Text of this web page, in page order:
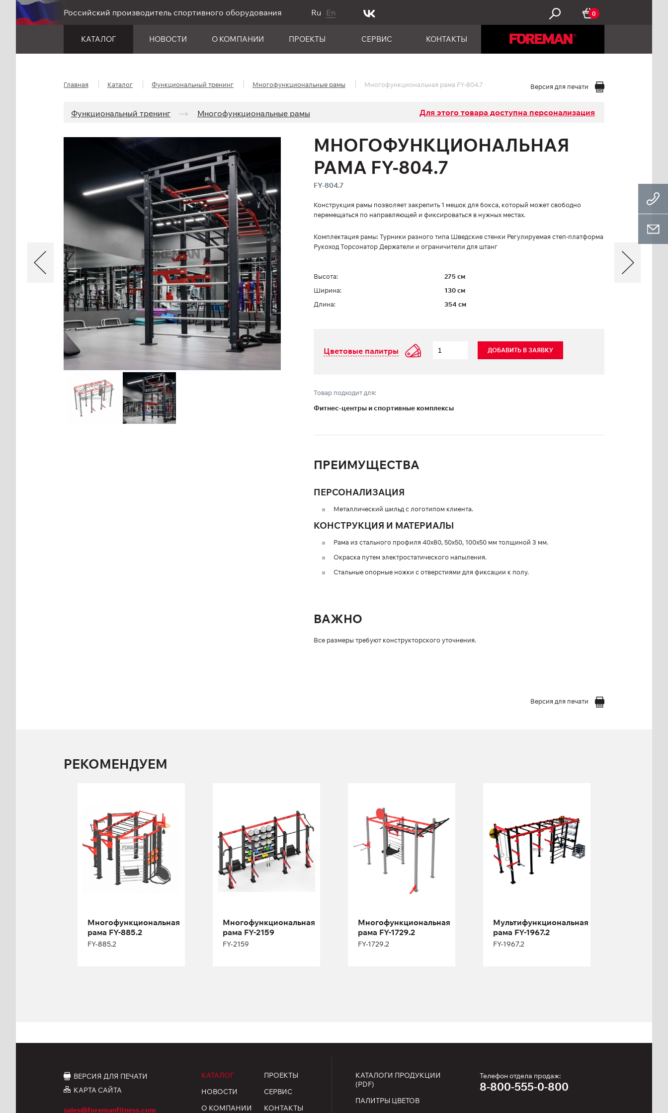
Российский производитель спортивного оборудования Ru En 0
КАТАЛОГ НОВОСТИ О КОМПАНИИ ПРОЕКТЫ СЕРВИС КОНТАКТЫ
Главная Каталог Функциональный тренинг Многофункциональные рамы Многофункциональная рама FY-804.7 Версия для печати
Функциональный тренинг Многофункциональные рамы Для этого товара доступна персонализация
МНОГОФУНКЦИОНАЛЬНАЯ
РАМА FY-804.7
FY-804.7
Конструкция рамы позволяет закрепить 1 мешок для бокса, который может свободно
перемещаться по направляющей и фиксироваться в нужных местах.
Комплектация рамы: Турники разного типа Шведские стенки Регулируемая степ-платформа
Рукоход Торсонатор Держатели и ограничители для штанг
Высота:
275 см
Ширина:
130 см
Длина:
354 см
Цветовые палитры ДОБАВИТЬ В ЗАЯВКУ
Товар подходит для:
Фитнес-центры и спортивные комплексы
ПРЕИМУЩЕСТВА
ПЕРСОНАЛИЗАЦИЯ
Металлический шильд с логотипом клиента.
КОНСТРУКЦИЯ И МАТЕРИАЛЫ
Рама из стального профиля 40х80, 50х50, 100х50 мм толщиной 3 мм.
Окраска путем электростатического напыления.
Стальные опорные ножки с отверстиями для фиксации к полу.
ВАЖНО
Все размеры требуют конструкторского уточнения.
Версия для печати
РЕКОМЕНДУЕМ
Многофункциональная
рама FY-885.2
FY-885.2
FY-885.2
Ширина:
336 см
Многофункциональная
рама FY-2159
FY-2159
Высота:
270 см
Ширина:
220 см
Многофункциональная
рама FY-1729.2
FY-1729.2
FY-1729.2
Длина:
385 см
Высота:
Ширина:
Мультифункциональная
рама FY-1967.2
FY-1967.2
Высота:
270 см
Ширина:
290 см
ВЕРСИЯ ДЛЯ ПЕЧАТИ
КАРТА САЙТА
sales@foremanfitness.com
КАТАЛОГ
НОВОСТИ
О КОМПАНИИ
ПРОЕКТЫ
СЕРВИС
КОНТАКТЫ
КАТАЛОГИ ПРОДУКЦИИ
(PDF)
ПАЛИТРЫ ЦВЕТОВ
Телефон отдела продаж:
8-800-555-0-800